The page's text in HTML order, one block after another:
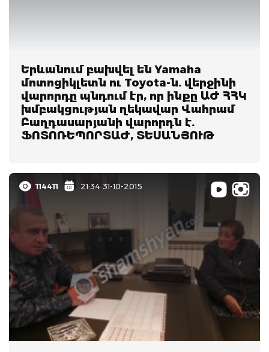
Երևանում բախվել են Yamaha
մոտոցիկլետն ու Toyota-ն. վերջինի
վարորդը պնդում էր, որ ինքը ԱԺ ՀՀԿ
խմբակցության ղեկավար Վահրամ
Բաղդասարյանի վարորդն է.
ՖՈՏՈՌԵՊՈՐՏԱԺ, ՏԵՍԱՆՅՈՒԹ
114411 21:34 31-10-2015